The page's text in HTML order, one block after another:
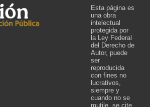
Esta página es
una obra
intelectual
protegida por
la Ley Federal
del Derecho de
Autor, puede
ser
reproducida
con fines no
lucrativos,
siempre y
cuando no se
mutile, se cite